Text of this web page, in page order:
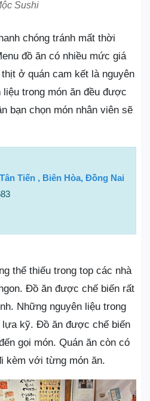
Sushi
chóng tránh mất thời
đồ ăn có nhiều mức giá
ở quán cam kết là nguyên
trong món ăn đều được
bạn chọn món nhân viên sẽ
Tiến , Biên Hòa, Đồng Nai
thể thiếu trong top các nhà
Đồ ăn được chế biến rất
Những nguyên liệu trong
lựa kỹ. Đồ ăn được chế biến
gọi món. Quán ăn còn có
kèm với từng món ăn.